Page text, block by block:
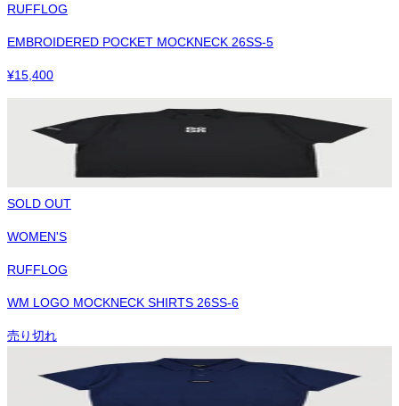
RUFFLOG
EMBROIDERED POCKET MOCKNECK 26SS-5
¥15,400
SOLD OUT
WOMEN'S
RUFFLOG
WM LOGO MOCKNECK SHIRTS 26SS-6
売り切れ